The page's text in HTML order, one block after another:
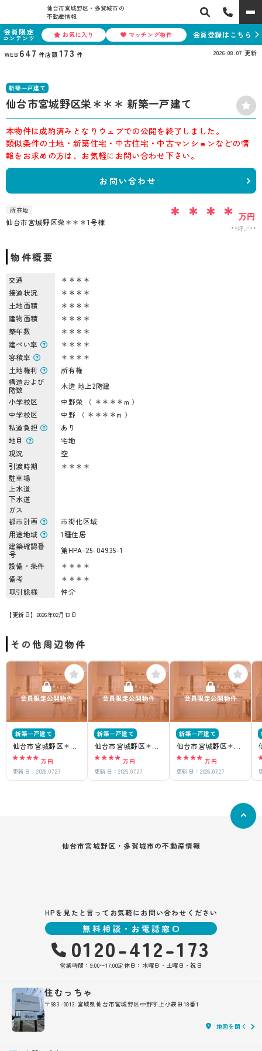
仙台市宮城野区・多賀城市の
不動産情報
会員限定
コンテンツ お気に入り マッチング物件 会員登録はこちら
WEB 647 件店頭 173 件 2026.08.07 更新
新築一戸建て
仙台市宮城野区栄＊＊＊ 新築一戸建て
本物件は成約済みとなりウェブでの公開を終了しました。
類似条件の土地・新築住宅・中古住宅・中古マンションなどの情
報をお求めの方は、お気軽にお問い合わせ下さい。
お問い合わせ
所在地
仙台市宮城野区栄＊＊＊1号棟 ＊＊＊＊ 万円
**坪 **
物件概要
交通
＊＊＊＊
接道状況
＊＊＊＊
土地面積
＊＊＊＊
建物面積
＊＊＊＊
築年数
＊＊＊＊
建ぺい率
＊＊＊＊
容積率
＊＊＊＊
土地権利
所有権
構造および
階数
木造 地上2階建
小学校区
中野栄 （ ＊＊＊＊m ）
中学校区
中野 （ ＊＊＊＊m ）
私道負担
あり
地目
宅地
現況
空
引渡時期
＊＊＊＊
駐車場
上水道
下水道
ガス
都市計画
市街化区域
用途地域
1種住居
建築確認番
号
第HPA-25-04935-1
設備・条件
＊＊＊＊
備考
＊＊＊＊
取引態様
仲介
【更新日】2026年02月13日
その他周辺物件
会員限定公開物件
新築一戸建て
仙台市宮城野区＊＊
＊＊
**** 万円
更新日：2026.07.27
会員限定公開物件
新築一戸建て
仙台市宮城野区＊＊
＊＊
**** 万円
更新日：2026.07.27
会員限定公開物件
新築一戸建て
仙台市宮城野区＊＊
＊＊
**** 万円
更新日：2026.07.27
仙台市宮城野区・多賀城市の不動産情報
HPを見たと言ってお気軽にお問い合わせください
無料相談・お電話窓口
0120-412-173
営業時間：9:00〜17:00定休日：水曜日・土曜日・祝日
住むっちゃ
〒983-0013 宮城県仙台市宮城野区中野字上小袋田18番1
地図を開く